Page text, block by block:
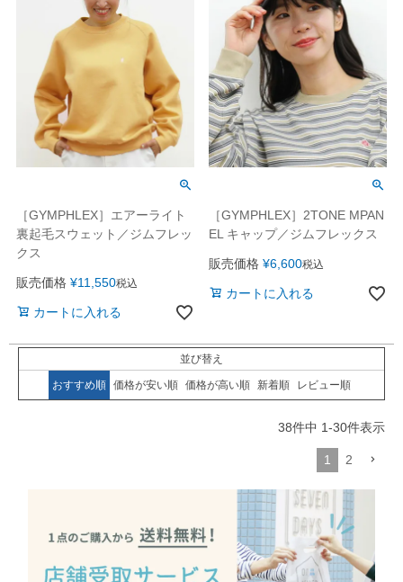
［GYMPHLEX］エアーライト
裏起毛スウェット／ジムフレッ
クス
販売価格 ¥11,550税込
カートに入れる
［GYMPHLEX］2TONE MPAN
EL キャップ／ジムフレックス
販売価格 ¥6,600税込
カートに入れる
並び替え
おすすめ順 価格が安い順 価格が高い順 新着順 レビュー順
38件中 1-30件表示
1 2